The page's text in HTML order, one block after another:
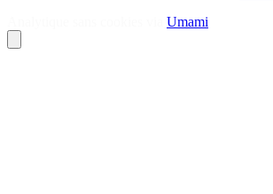
Umami